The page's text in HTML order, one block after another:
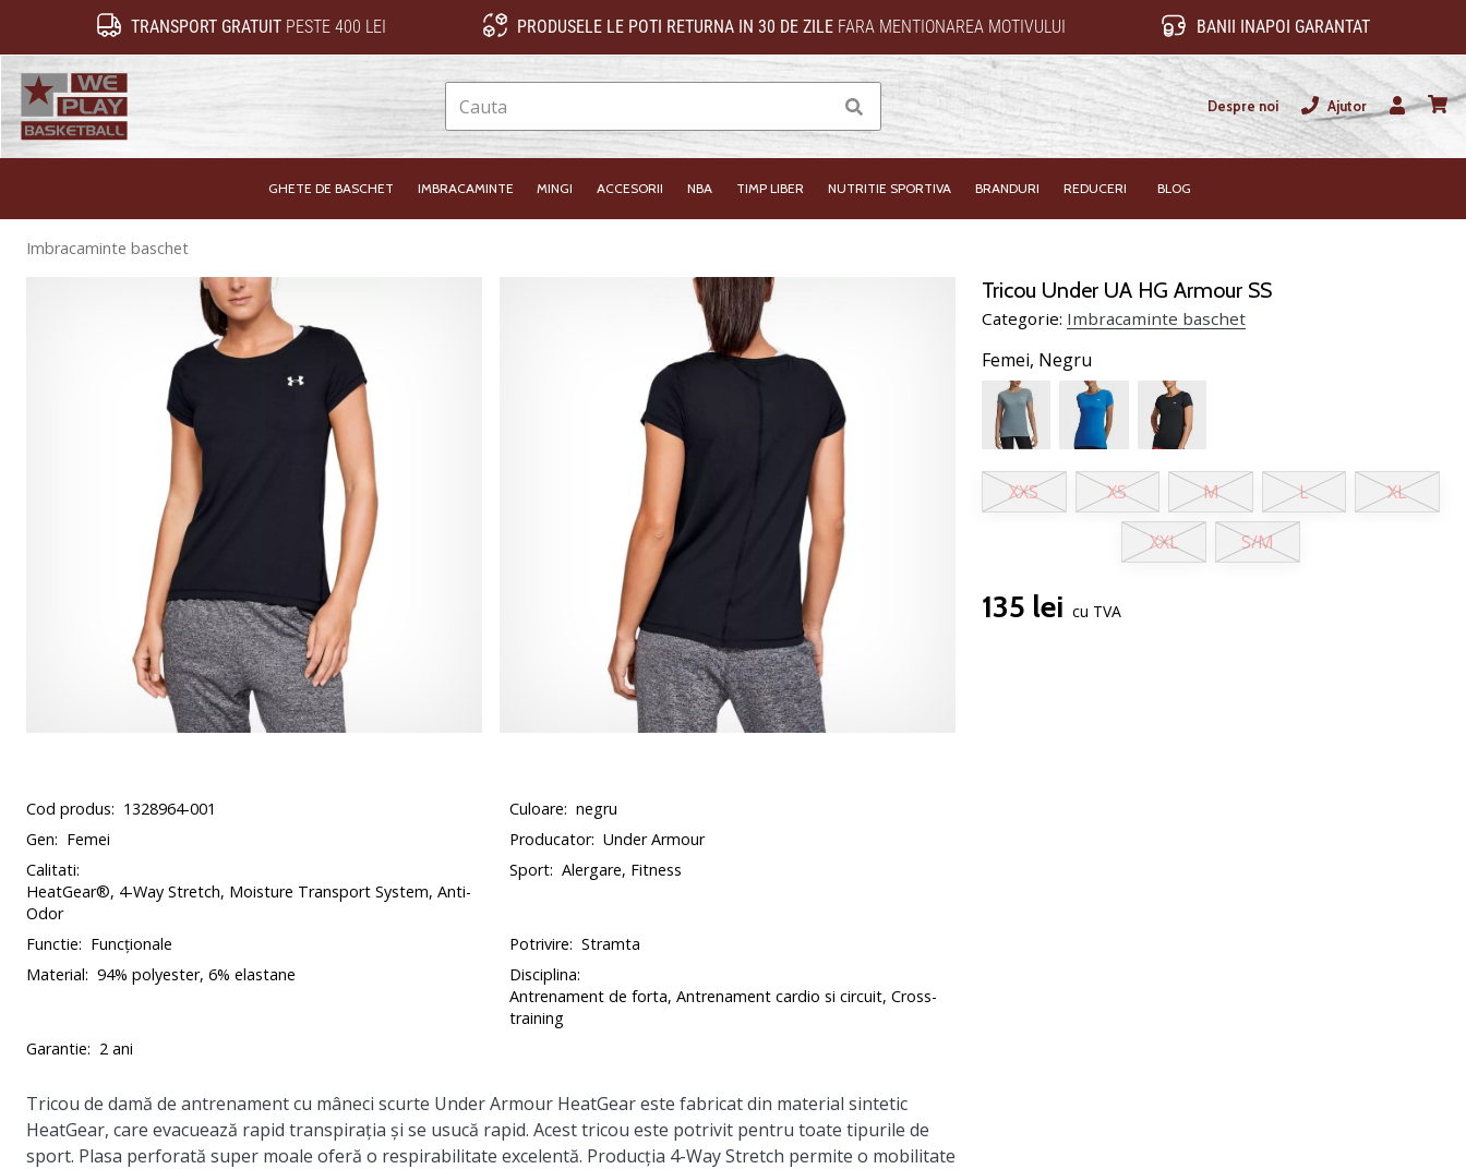
TRANSPORT GRATUITPESTE 400 LEI PRODUSELE LE POTI RETURNA IN 30 DE ZILEFARA MENTIONAREA MOTIVULUI BANII INAPOI GARANTAT
Cauta Despre noi
Ajutor
Utilizator
GHETE DE BASCHET IMBRACAMINTE MINGI ACCESORII NBA TIMP LIBER NUTRITIE SPORTIVA BRANDURI REDUCERI BLOG
Imbracaminte baschet
Tricou Under UA HG Armour SS
Categorie: Imbracaminte baschet
Femei, Negru
XXS XS M L XL
XXL S/M
135 lei cu TVA
Cod produs: 1328964-001 Culoare: negru
Gen: Femei Producator: Under Armour
Calitati:
HeatGear®, 4-Way Stretch, Moisture Transport System, Anti-
Odor
Sport: Alergare, Fitness
Functie: Funcționale Potrivire: Stramta
Material: 94% polyester, 6% elastane
Disciplina:
Antrenament de forta, Antrenament cardio si circuit, Cross-
training
Garantie: 2 ani
Tricou de damă de antrenament cu mâneci scurte Under Armour HeatGear este fabricat din material sintetic
HeatGear, care evacuează rapid transpirația și se usucă rapid. Acest tricou este potrivit pentru toate tipurile de
sport. Plasa perforată super moale oferă o respirabilitate excelentă. Producția 4-Way Stretch permite o mobilitate